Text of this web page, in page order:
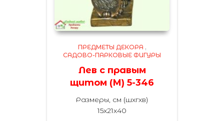
ПРЕДМЕТЫ ДЕКОРА ,
САДОВО-ПАРКОВЫЕ ФИГУРЫ
Лев с правым
щитом (М) 5-346
Размеры, см (шхгхв)
15х21х40